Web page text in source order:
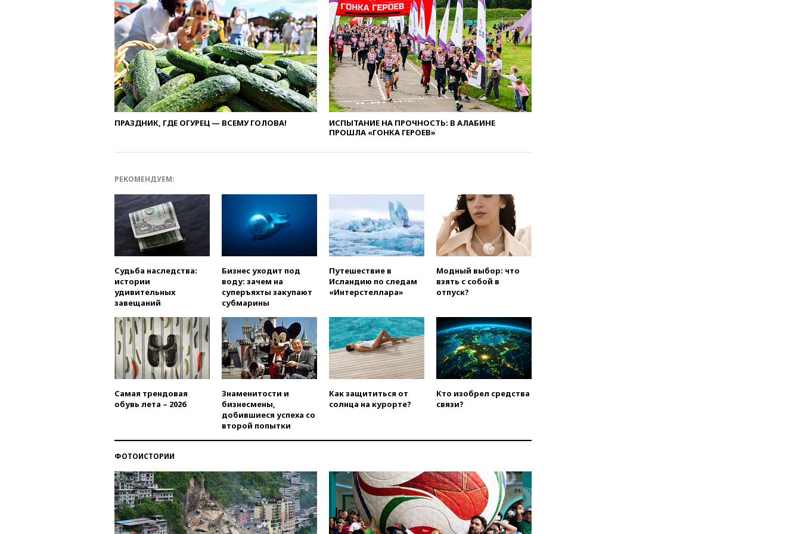
вчера, 20:35Велосипедист
погиб при атаке FPV-дрона в
Белгородской области
вчера, 20:30Лидию Невзорову
заочно арестовали по делу о
финансировании
экстремизма
вчера, 20:20Суд США
постановил остановить
строительство бального зала в
Ирана
вчера, 20:00СК возбудил дело
против журналистки Катерины
Гордеевой о фейках о ВС
России
нейтральный статус
фигуристкам Валиевой и
Трусовой
впервые совершил
официальный визит в Сербию
вчера, 19:19Россиянка
погибла во Французских
Альпах
вчера, 19:00 Открытое
горение на складе в Брянске
отчиталось об ударах по двум
вчера, 18:47Школьники из РФ
стали абсолютными
чемпионами на олимпиаде по
ИИ
ПРАЗДНИК, ГДЕ ОГУРЕЦ — ВСЕМУ ГОЛОВА!
ИСПЫТАНИЕ НА ПРОЧНОСТЬ: В АЛАБИНЕ
ПРОШЛА «ГОНКА ГЕРОЕВ»
РЕКОМЕНДУЕМ:
Судьба наследства:
истории
удивительных
завещаний
Бизнес уходит под
воду: зачем на
суперъяхты закупают
субмарины
Путешествие в
Исландию по следам
«Интерстеллара»
Модный выбор: что
взять с собой в
отпуск?
Самая трендовая
обувь лета – 2026
Знаменитости и
бизнесмены,
добившиеся успеха со
второй попытки
Как защититься от
солнца на курорте?
Кто изобрел средства
связи?
ФОТОИСТОРИИ